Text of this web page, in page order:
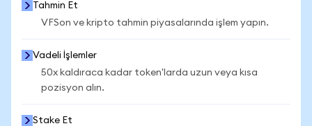
Tahmin Et
VFSon ve kripto tahmin piyasalarında işlem yapın.
Vadeli İşlemler
50x kaldıraca kadar token'larda uzun veya kısa
pozisyon alın.
Stake Et